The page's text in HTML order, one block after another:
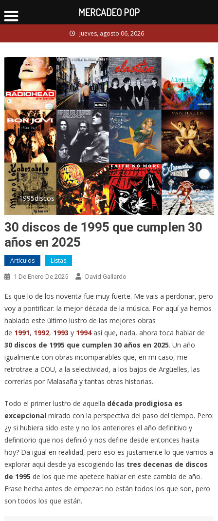
to
jueves, agosto 06, 2026
1995discos
30 discos de 1995 que cumplen 30
años en 2025
Artículos Listas
1 De Enero De 2025 David Gallardo
Es que lo de los noventa fue muy fuerte. Me vais a perdonar, pero
voy a pontificar: la mejor década de la música. Por aquí ya hemos
hablado este último lustro de las mejores obras
de 1991, 1992, 1993 y 1994así que, nada, ahora toca hablar de
30 discos de 1995 que cumplen 30 años en 2025. Un año
igualmente con obras incomparables que, en mi caso, me
retrotrae a COU, a la selectividad, a los bajos de Argüelles, las
correrías por Malasaña y tantas otras historias.
Todo el primer lustro de aquella década prodigiosa es
excepcionalmirado con la perspectiva del paso del tiempo. Pero:
¿y si hubiera sido este y no los anteriores el año definitivo y
definitorio que nos definió y nos define desde entonces hasta
hoy? Da igual en realidad, pero eso es justamente lo que vamos a
explorar aquí desde ya escogiendo las tres decenas de discos
de 1995 de los que me apetece hablar en este cambio de año.
Frase hecha antes de empezar: no están todos los que son, pero
son todos los que están.
MERCADEO POP